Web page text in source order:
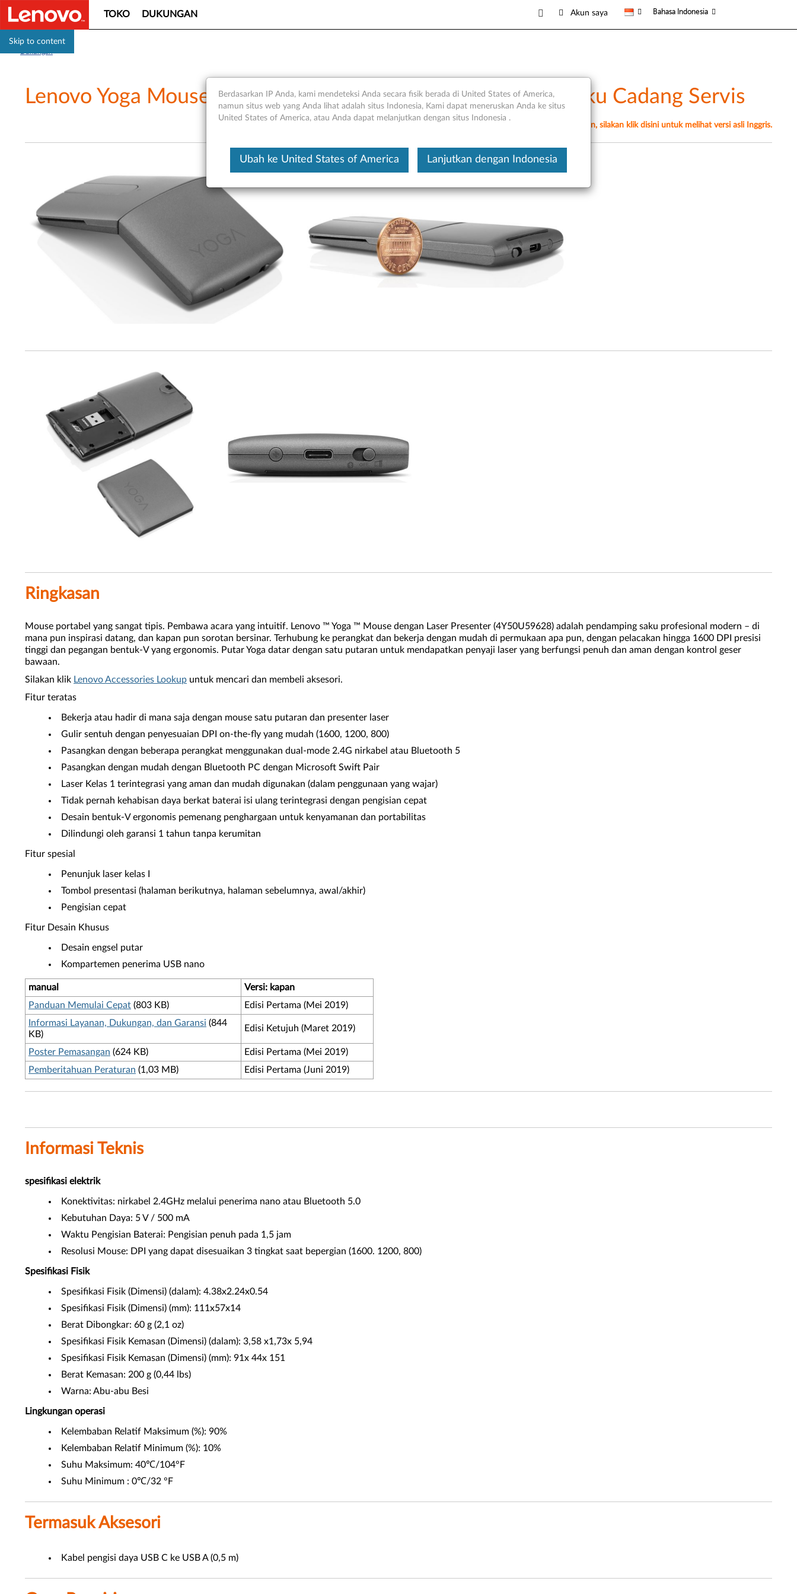
Skip to content
TOKO DUKUNGAN Akun saya Bahasa Indonesia
Lenovo Yoga Mouse dengan Laser Presenter- Ikhtisar dan Suku Cadang Servis
Ini merupakan artikel terjemahan mesin, silakan klik disini untuk melihat versi asli Inggris.
Ringkasan
Mouse portabel yang sangat tipis. Pembawa acara yang intuitif. Lenovo ™ Yoga ™ Mouse dengan Laser Presenter (4Y50U59628) adalah pendamping saku profesional modern – di
mana pun inspirasi datang, dan kapan pun sorotan bersinar. Terhubung ke perangkat dan bekerja dengan mudah di permukaan apa pun, dengan pelacakan hingga 1600 DPI presisi
tinggi dan pegangan bentuk-V yang ergonomis. Putar Yoga datar dengan satu putaran untuk mendapatkan penyaji laser yang berfungsi penuh dan aman dengan kontrol geser
bawaan.
Silakan klik Lenovo Accessories Lookup untuk mencari dan membeli aksesori.
Fitur teratas
Bekerja atau hadir di mana saja dengan mouse satu putaran dan presenter laser
Gulir sentuh dengan penyesuaian DPI on-the-fly yang mudah (1600, 1200, 800)
Pasangkan dengan beberapa perangkat menggunakan dual-mode 2.4G nirkabel atau Bluetooth 5
Pasangkan dengan mudah dengan Bluetooth PC dengan Microsoft Swift Pair
Laser Kelas 1 terintegrasi yang aman dan mudah digunakan (dalam penggunaan yang wajar)
Tidak pernah kehabisan daya berkat baterai isi ulang terintegrasi dengan pengisian cepat
Desain bentuk-V ergonomis pemenang penghargaan untuk kenyamanan dan portabilitas
Dilindungi oleh garansi 1 tahun tanpa kerumitan
Fitur spesial
Penunjuk laser kelas I
Tombol presentasi (halaman berikutnya, halaman sebelumnya, awal/akhir)
Pengisian cepat
Fitur Desain Khusus
Desain engsel putar
Kompartemen penerima USB nano
manual
Versi: kapan
Panduan Memulai Cepat (803 KB)
Edisi Pertama (Mei 2019)
Informasi Layanan, Dukungan, dan Garansi (844
KB)
Edisi Ketujuh (Maret 2019)
Poster Pemasangan (624 KB)
Edisi Pertama (Mei 2019)
Pemberitahuan Peraturan (1,03 MB) Edisi Pertama (Juni 2019)
Informasi Teknis
spesifikasi elektrik
Konektivitas: nirkabel 2.4GHz melalui penerima nano atau Bluetooth 5.0
Kebutuhan Daya: 5 V / 500 mA
Waktu Pengisian Baterai: Pengisian penuh pada 1,5 jam
Resolusi Mouse: DPI yang dapat disesuaikan 3 tingkat saat bepergian (1600. 1200, 800)
Spesifikasi Fisik
Spesifikasi Fisik (Dimensi) (dalam): 4.38x2.24x0.54
Spesifikasi Fisik (Dimensi) (mm): 111x57x14
Berat Dibongkar: 60 g (2,1 oz)
Spesifikasi Fisik Kemasan (Dimensi) (dalam): 3,58 x1,73x 5,94
Spesifikasi Fisik Kemasan (Dimensi) (mm): 91x 44x 151
Berat Kemasan: 200 g (0,44 lbs)
Warna: Abu-abu Besi
Lingkungan operasi
Kelembaban Relatif Maksimum (%): 90%
Kelembaban Relatif Minimum (%): 10%
Suhu Maksimum: 40℃/104°F
Suhu Minimum : 0℃/32 °F
Termasuk Aksesori
Kabel pengisi daya USB C ke USB A (0,5 m)
Berdasarkan IP Anda, kami mendeteksi Anda secara fisik berada di United States of America,
namun situs web yang Anda lihat adalah situs Indonesia, Kami dapat meneruskan Anda ke situs
United States of America, atau Anda dapat melanjutkan dengan situs Indonesia .
Ubah ke United States of America Lanjutkan dengan Indonesia